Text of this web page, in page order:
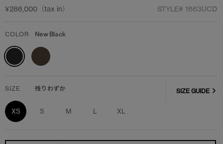
¥286,000（tax in） STYLE# 1663UCD
COLOR New Black
SIZE 残りわずか
XS S M L XL
SIZE GUIDE